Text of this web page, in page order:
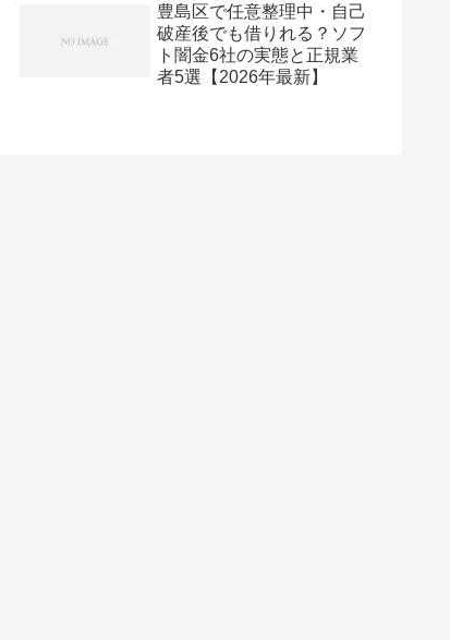
豊島区で任意整理中・自己
破産後でも借りれる？ソフ
ト闇金6社の実態と正規業
者5選【2026年最新】